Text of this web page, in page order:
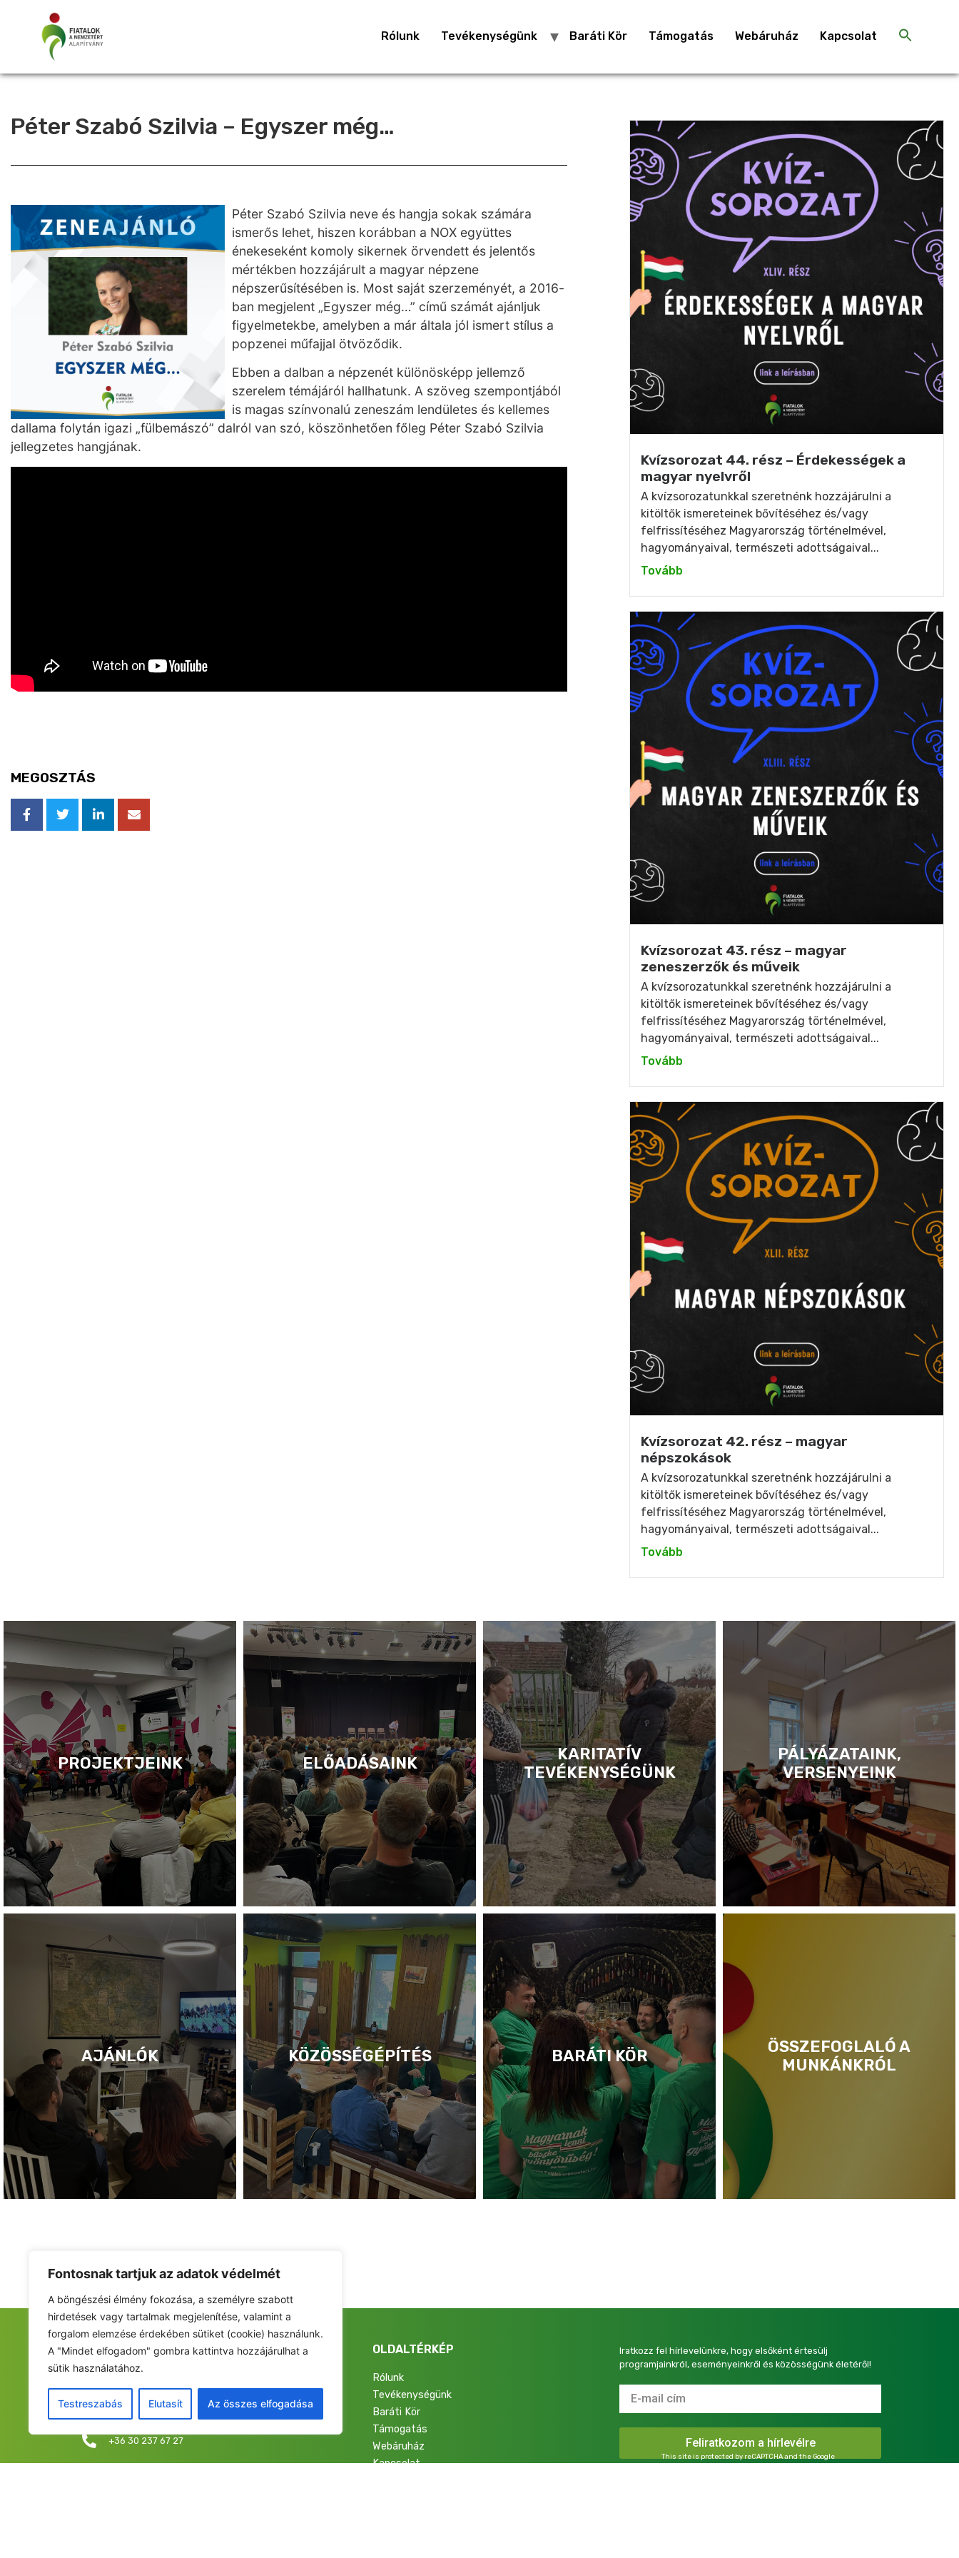
Fontosnak tartjuk az adatok védelmét
A böngészési élmény fokozása, a személyre szabott
hirdetések vagy tartalmak megjelenítése, valamint a
forgalom elemzése érdekében sütiket (cookie) használunk.
A "Mindet elfogadom" gombra kattintva hozzájárulhat a
sütik használatához.
Testreszabás Elutasít Az összes elfogadása
Rólunk Tevékenységünk Baráti Kör Támogatás Webáruház Kapcsolat
Péter Szabó Szilvia – Egyszer még…
Péter Szabó Szilvia neve és hangja sokak számára
ismerős lehet, hiszen korábban a NOX együttes
énekeseként komoly sikernek örvendett és jelentős
mértékben hozzájárult a magyar népzene
népszerűsítésében is. Most saját szerzeményét, a 2016-
ban megjelent „Egyszer még…” című számát ajánljuk
figyelmetekbe, amelyben a már általa jól ismert stílus a
popzenei műfajjal ötvöződik.
Ebben a dalban a népzenét különösképp jellemző
szerelem témájáról hallhatunk. A szöveg szempontjából
is magas színvonalú zeneszám lendületes és kellemes
dallama folytán igazi „fülbemászó” dalról van szó, köszönhetően főleg Péter Szabó Szilvia
jellegzetes hangjának.
MEGOSZTÁS
Kvízsorozat 44. rész – Érdekességek a
magyar nyelvről
A kvízsorozatunkkal szeretnénk hozzájárulni a
kitöltők ismereteinek bővítéséhez és/vagy
felfrissítéséhez Magyarország történelmével,
hagyományaival, természeti adottságaival...
Tovább
Kvízsorozat 43. rész – magyar
zeneszerzők és műveik
A kvízsorozatunkkal szeretnénk hozzájárulni a
kitöltők ismereteinek bővítéséhez és/vagy
felfrissítéséhez Magyarország történelmével,
hagyományaival, természeti adottságaival...
Tovább
Kvízsorozat 42. rész – magyar
népszokások
A kvízsorozatunkkal szeretnénk hozzájárulni a
kitöltők ismereteinek bővítéséhez és/vagy
felfrissítéséhez Magyarország történelmével,
hagyományaival, természeti adottságaival...
Tovább
PROJEKTJEINK ELŐADÁSAINK
KARITATÍV
TEVÉKENYSÉGÜNK
PÁLYÁZATAINK,
VERSENYEINK
AJÁNLÓK KÖZÖSSÉGÉPÍTÉS BARÁTI KÖR
ÖSSZEFOGLALÓ A
MUNKÁNKRÓL
FIATALOK A NEMZETÉRT ALAPÍTVÁNY
Levelezési cím/iroda: 1053 Budapest, Curia utca 4.
info@fiatalokanemzetert.hu
+36 30 237 67 27
OLDALTÉRKÉP
Rólunk
Tevékenységünk
Baráti Kör
Támogatás
Webáruház
Kapcsolat
Iratkozz fel hírlevelünkre, hogy elsőként értesülj
programjainkról, eseményeinkről és közösségünk életéről!
This site is protected by reCAPTCHA and the Google